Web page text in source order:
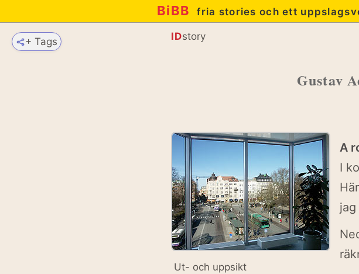
BiBB fria stories och ett
+ Tags IDstory
Gustav
Ut- och uppsikt
A
I